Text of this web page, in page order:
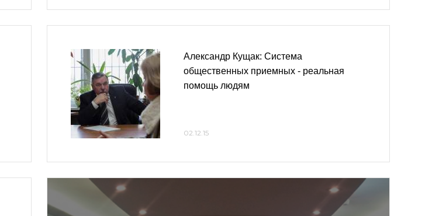
Александр Кущак: Система
общественных приемных - реальная
помощь людям
02.12.15